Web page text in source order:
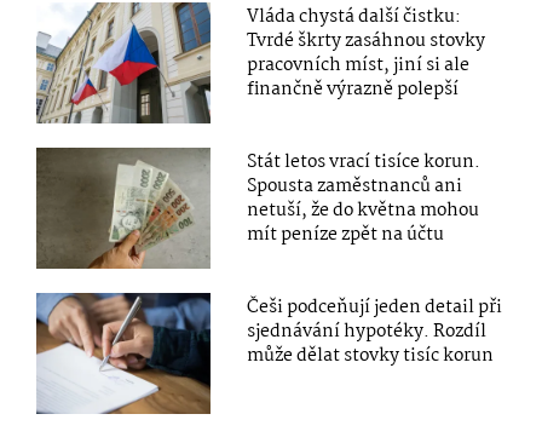
Vláda chystá další čistku:
Tvrdé škrty zasáhnou stovky
pracovních míst, jiní si ale
finančně výrazně polepší
Stát letos vrací tisíce korun.
Spousta zaměstnanců ani
netuší, že do května mohou
mít peníze zpět na účtu
Češi podceňují jeden detail při
sjednávání hypotéky. Rozdíl
může dělat stovky tisíc korun